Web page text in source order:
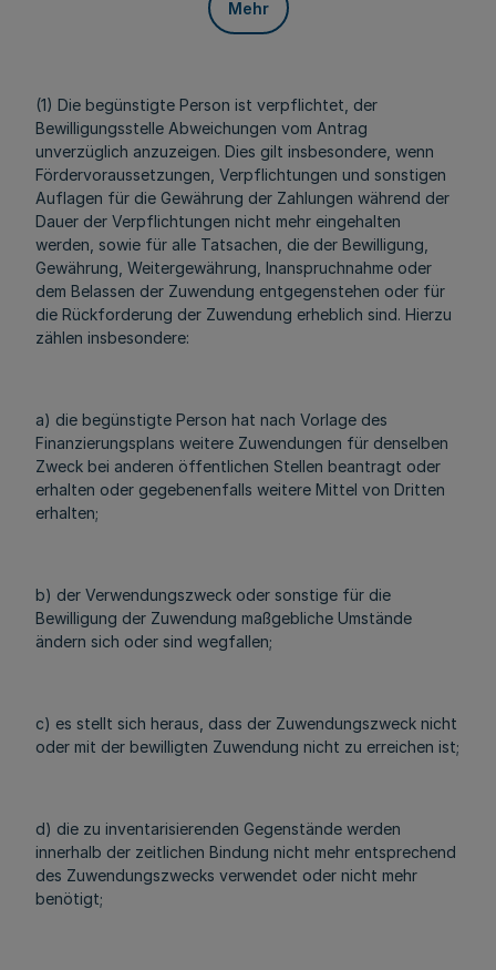
Mehr
(1) Die begünstigte Person ist verpflichtet, der
Bewilligungsstelle Abweichungen vom Antrag
unverzüglich anzuzeigen. Dies gilt insbesondere, wenn
Fördervoraussetzungen, Verpflichtungen und sonstigen
Auflagen für die Gewährung der Zahlungen während der
Dauer der Verpflichtungen nicht mehr eingehalten
werden, sowie für alle Tatsachen, die der Bewilligung,
Gewährung, Weitergewährung, Inanspruchnahme oder
dem Belassen der Zuwendung entgegenstehen oder für
die Rückforderung der Zuwendung erheblich sind. Hierzu
zählen insbesondere:
a) die begünstigte Person hat nach Vorlage des
Finanzierungsplans weitere Zuwendungen für denselben
Zweck bei anderen öffentlichen Stellen beantragt oder
erhalten oder gegebenenfalls weitere Mittel von Dritten
erhalten;
b) der Verwendungszweck oder sonstige für die
Bewilligung der Zuwendung maßgebliche Umstände
ändern sich oder sind wegfallen;
c) es stellt sich heraus, dass der Zuwendungszweck nicht
oder mit der bewilligten Zuwendung nicht zu erreichen ist;
d) die zu inventarisierenden Gegenstände werden
innerhalb der zeitlichen Bindung nicht mehr entsprechend
des Zuwendungszwecks verwendet oder nicht mehr
benötigt;